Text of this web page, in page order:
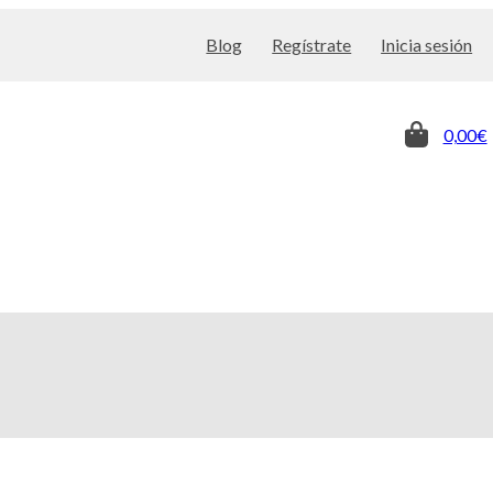
Blog Regístrate Inicia sesión
0,00€